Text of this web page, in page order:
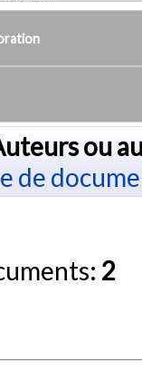
ou
de
2